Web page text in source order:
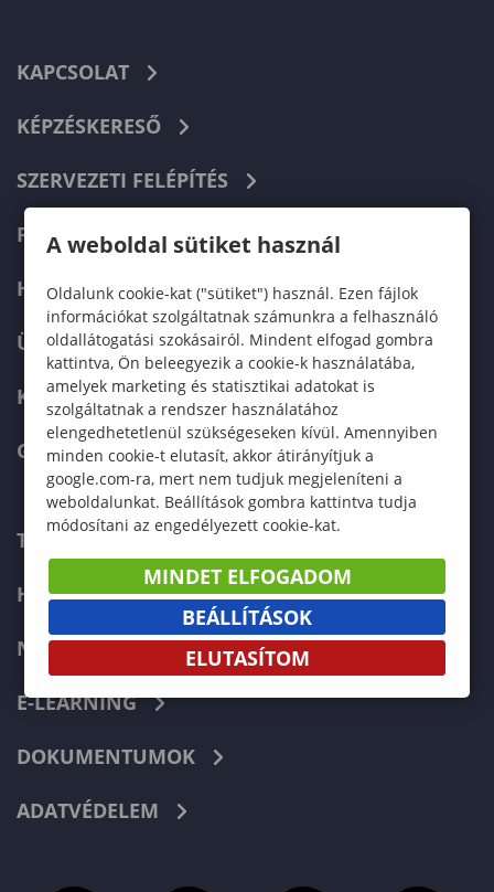
KAPCSOLAT
KÉPZÉSKERESŐ
SZERVEZETI FELÉPÍTÉS
FELVÉTELIZŐKNEK
HALLGATÓKNAK
ÜZLETI PARTNEREKNEK
KARRIER
GREEN UNIVERSITY
TELEFONKÖNYV
HIBABEJELENTÉS
NEPTUN
E-LEARNING
DOKUMENTUMOK
ADATVÉDELEM
A weboldal sütiket használ
Oldalunk cookie-kat ("sütiket") használ. Ezen fájlok
információkat szolgáltatnak számunkra a felhasználó
oldallátogatási szokásairól. Mindent elfogad gombra
kattintva, Ön beleegyezik a cookie-k használatába,
amelyek marketing és statisztikai adatokat is
szolgáltatnak a rendszer használatához
elengedhetetlenül szükségeseken kívül. Amennyiben
minden cookie-t elutasít, akkor átirányítjuk a
google.com-ra, mert nem tudjuk megjeleníteni a
weboldalunkat. Beállítások gombra kattintva tudja
módosítani az engedélyezett cookie-kat.
MINDET ELFOGADOM
BEÁLLÍTÁSOK
ELUTASÍTOM